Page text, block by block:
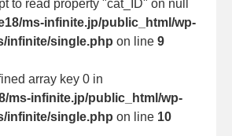
to read property "cat_ID" on null
ms-infinite.jp/public_html/wp-
infinite/single.php on line 9
array key 0 in
ms-infinite.jp/public_html/wp-
infinite/single.php on line 10